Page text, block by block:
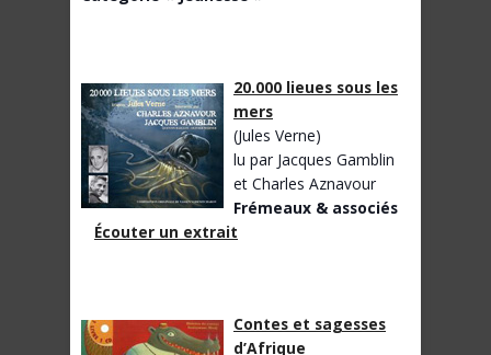
20.000 lieues sous les
mers
(Jules Verne)
lu par Jacques Gamblin
et Charles Aznavour
Frémeaux & associés
Écouter un extrait
Contes et sagesses
d’Afrique